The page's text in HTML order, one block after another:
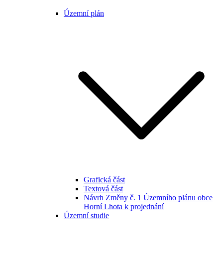
Územní plán
Grafická část
Textová část
Návrh Změny č. 1 Územního plánu obce
Horní Lhota k projednání
Územní studie